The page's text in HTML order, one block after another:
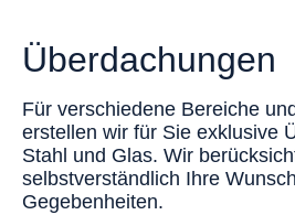
Überdachungen
Für verschiedene Bereiche
erstellen wir für Sie exklusive
Stahl und Glas. Wir
selbstverständlich Ihre
Gegebenheiten.